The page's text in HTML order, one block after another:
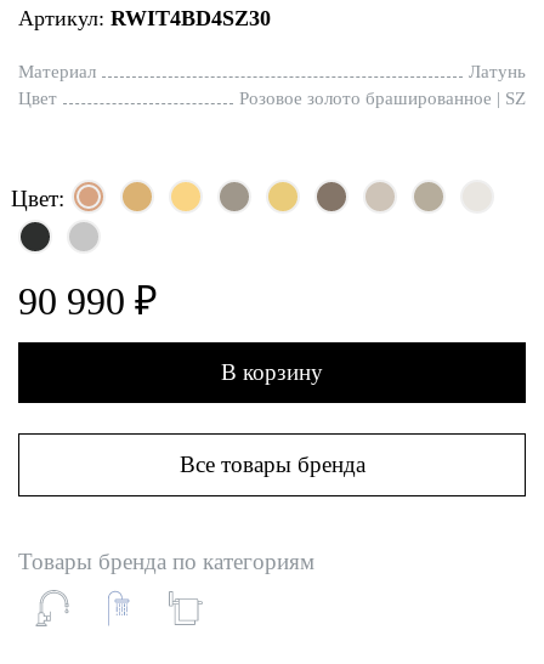
Артикул: RWIT4BD4SZ30
Материал
Латунь
Цвет
Розовое золото брашированное | SZ
Цвет:
90 990 ₽
В корзину
Все товары бренда
Товары бренда по категориям